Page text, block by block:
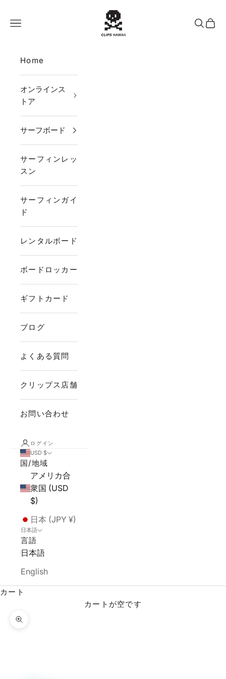
CLIPS HAWAII
メニュー
検索カー
Home
オンラインス
トア
サーフボード
サーフィンレッ
スン
サーフィンガイ
ド
レンタルボード
ボードロッカー
ギフトカード
ブログ
よくある質問
クリップス店舗
お問い合わせ
ログイン
USD $
国/地域
アメリカ合
衆国 (USD
$)
日本 (JPY ¥)
日本語
言語
日本語
English
カート
カートが空です
ズームイン